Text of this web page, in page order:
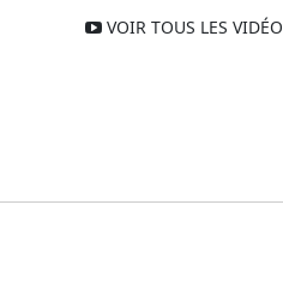
VOIR TOUS LES VIDÉO